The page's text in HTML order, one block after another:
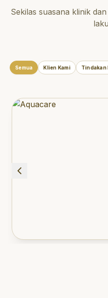
Sekilas suasana klinik
Semua Klien Kami Tindakan